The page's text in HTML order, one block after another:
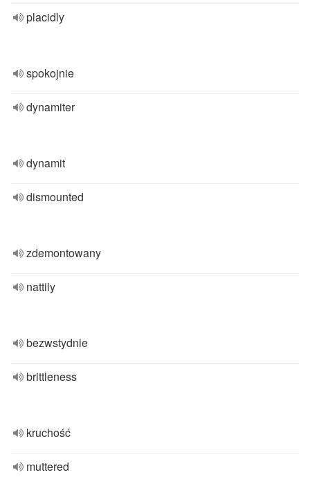
placidly
spokojnie
dynamiter
dynamit
dismounted
zdemontowany
nattily
bezwstydnie
brittleness
kruchość
muttered